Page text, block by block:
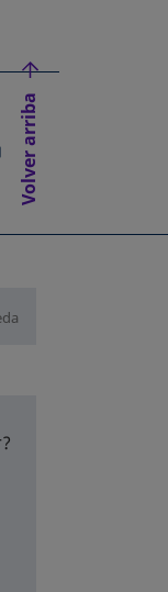
PESTAÑA
UNA
IMPRIMIR
Volver arriba